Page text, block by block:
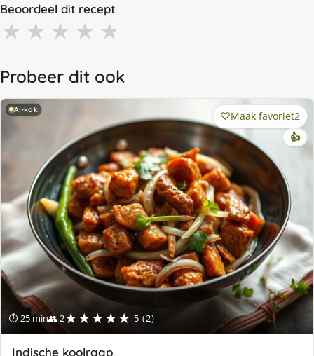
Beoordeel dit recept
★ ★ ★ ★ ★
Probeer dit ook
AI-kok
⏱ 25 min👥 2★★★★★ 5 (2)
Maak favoriet2
👍
Indische koolraap